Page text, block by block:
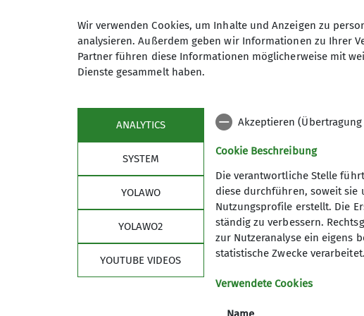
Anmeldung
Aktuelles
Newsletter
Sektion
Schwarzes Brett
Spenden
Wir verwenden Cookies, um Inhalte und Anzeigen zu
analysieren. Außerdem geben wir Informationen zu Ihrer
Partner führen diese Informationen möglicherweise mit
Dienste gesammelt haben.
ANALYTICS
SYSTEM
YOLAWO
YOLAWO2
YOUTUBE VIDEOS
Akzeptieren
Cookie Beschreibung
Die verantwortliche Stelle
diese durchführen, soweit sie
Nutzungsprofile erstellt. Die
ständig zu verbessern.
zur Nutzeranalyse ein eigens
statistische Zwecke verarbeitet.
Verwendete Cookies